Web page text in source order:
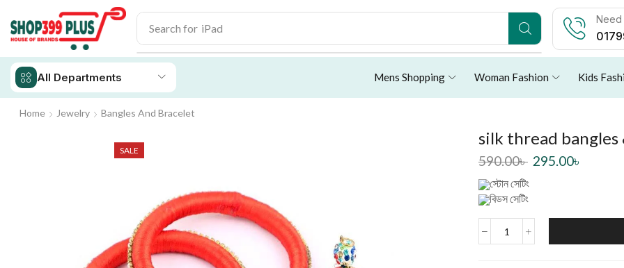
Search for iPad
Need
All Departments Mens Shopping Woman Fashion Kids
Home Jewelry Bangles And Bracelet
SALE
silk thread bangles
590.00৳ 295.00৳
স্টোন সেটিং
বিডস সেটিং